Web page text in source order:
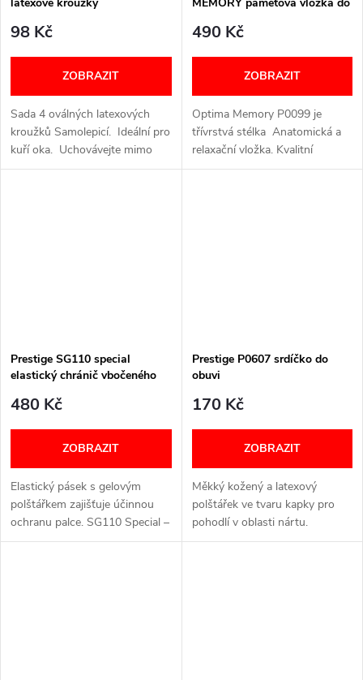
latexové kroužky
98 Kč
ZOBRAZIT
Sada 4 oválných latexových
kroužků Samolepicí. Ideální pro
kuří oka. Uchovávejte mimo
dosah dětí. Pouze pro vnější
MEMORY paměťová vložka do
490 Kč
ZOBRAZIT
Optima Memory P0099 je
třívrstvá stélka Anatomická a
relaxační vložka. Kvalitní
mikrovlákno s dlouhotrvajícím
Prestige SG110 special
elastický chránič vbočeného
480 Kč
ZOBRAZIT
Elastický pásek s gelovým
polštářkem zajišťuje účinnou
ochranu palce. SG110 Special –
se dvěma gelovými polštářky o
Prestige P0607 srdíčko do
obuvi
170 Kč
ZOBRAZIT
Měkký kožený a latexový
polštářek ve tvaru kapky pro
pohodlí v oblasti nártu.
Samolepicí.